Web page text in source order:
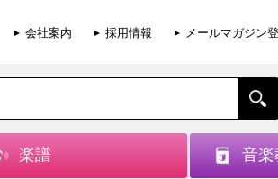
会社案内 採用情報 メールマガジン
楽譜 音楽